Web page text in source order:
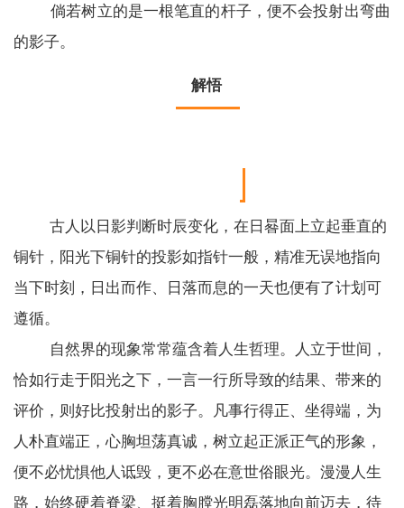
倘若树立的是一根笔直的杆子，便不会投射出弯曲
的影子。
解悟
古人以日影判断时辰变化，在日晷面上立起垂直的
铜针，阳光下铜针的投影如指针一般，精准无误地指向
当下时刻，日出而作、日落而息的一天也便有了计划可
遵循。
自然界的现象常常蕴含着人生哲理。人立于世间，
恰如行走于阳光之下，一言一行所导致的结果、带来的
评价，则好比投射出的影子。凡事行得正、坐得端，为
人朴直端正，心胸坦荡真诚，树立起正派正气的形象，
便不必忧惧他人诋毁，更不必在意世俗眼光。漫漫人生
路，始终硬着脊梁、挺着胸膛光明磊落地向前迈去，待